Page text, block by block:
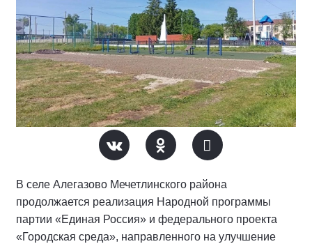
В селе Алегазово Мечетлинского района
продолжается реализация Народной программы
партии «Единая Россия» и федерального проекта
«Городская среда», направленного на улучшение